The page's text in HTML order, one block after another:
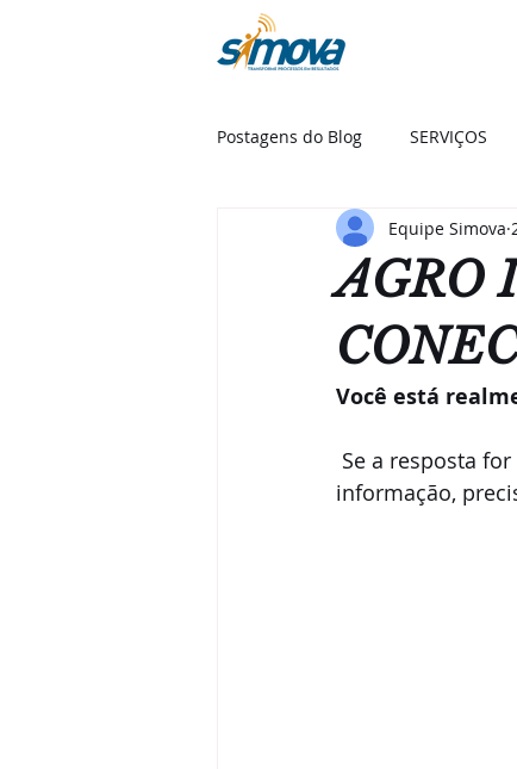
Postagens do Blog SERVIÇOS
AGRO
Equipe Simova
Você está
informação,